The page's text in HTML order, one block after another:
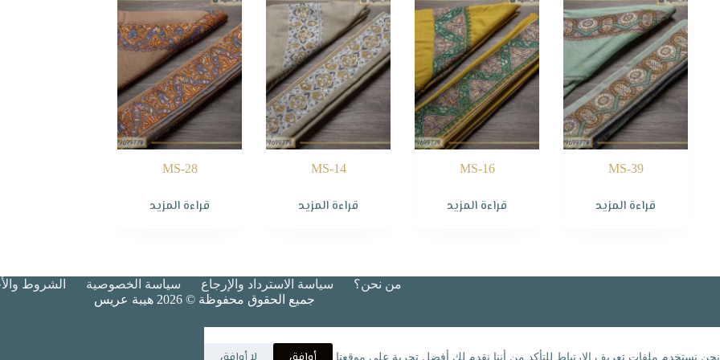
نحن نستخدم ملفات تعريف الارتباط للتأكد من أننا نقدم لك أفضل تجربة على موقعنا.
MS-39
قراءة المزيد
MS-16
قراءة المزيد
MS-14
قراءة المزيد
MS-28
قراءة المزيد
من نحن؟ سياسة الاسترداد والإرجاع سياسة الخصوصية
الشروط
جميع الحقوق محفوظة © 2026 هيبة عريس